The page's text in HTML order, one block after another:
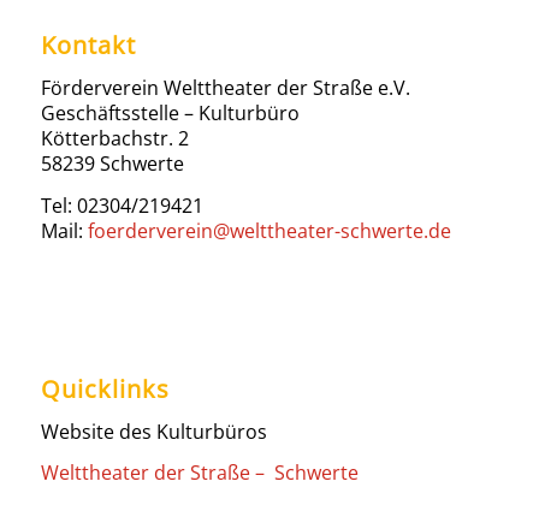
Kontakt
Förderverein Welttheater der Straße e.V.
Geschäftsstelle – Kulturbüro
Kötterbachstr. 2
58239 Schwerte
Tel: 02304/219421
Mail: foerderverein@welttheater-schwerte.de
Quicklinks
Website des Kulturbüros
Welttheater der Straße – Schwerte